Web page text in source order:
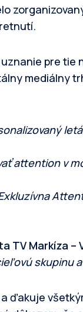
pre tie
mediálny
attention v
TV Markíza –
skupinu
ďakuje